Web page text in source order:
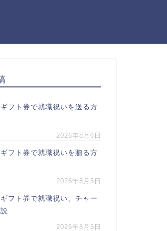
フト券で就職祝いを送る方
2026年8月6日
フト券で就職祝いを贈る方
2026年8月5日
フト券で就職祝い、チャー
2026年8月5日